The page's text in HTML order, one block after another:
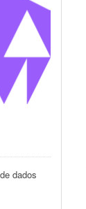
dados